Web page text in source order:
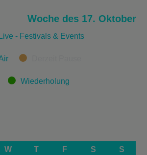
Woche des 17. Oktober
- Festivals & Events
Wiederholung
W T F S S